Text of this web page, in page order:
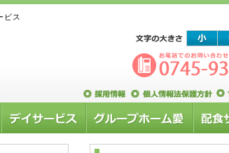
ビス